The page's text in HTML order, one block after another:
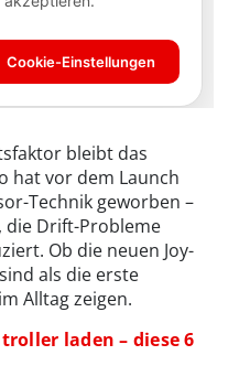
bleibt das
hat vor dem Launch
Technik geworben –
die Drift-Probleme
Ob die neuen Joy-
als die erste
Alltag zeigen.
laden – diese 6